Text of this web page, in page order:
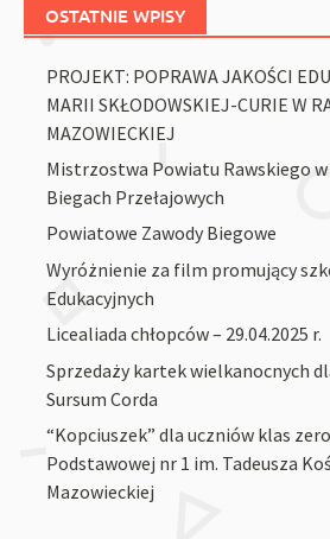
OSTATNIE WPISY
PROJEKT: POPRAWA JAKOŚCI
MARII SKŁODOWSKIEJ-CURIE W
MAZOWIECKIEJ
Mistrzostwa Powiatu Rawskiego
Biegach Przełajowych
Powiatowe Zawody Biegowe
Wyróżnienie za film promujący
Edukacyjnych
Licealiada chłopców – 29.04.2025 r.
Sprzedaży kartek wielkanocnych
Sursum Corda
“Kopciuszek” dla uczniów klas
Podstawowej nr 1 im. Tadeusza
Mazowieckiej